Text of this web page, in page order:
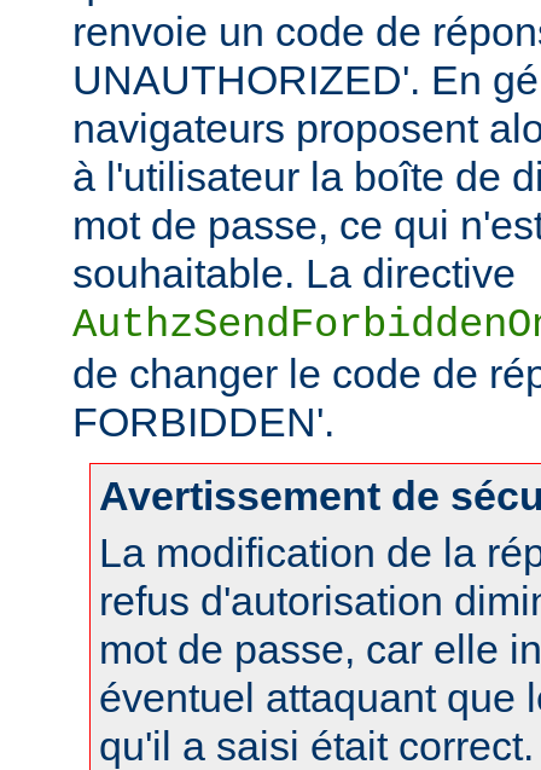
renvoie un code de
UNAUTHORIZED'. En
navigateurs proposent
à l'utilisateur la boîte de
mot de passe, ce qui
souhaitable. La directive
de changer le code de
FORBIDDEN'.
Avertissement de
La modification de la
refus d'autorisation
mot de passe, car elle
éventuel attaquant que
qu'il a saisi était correct.